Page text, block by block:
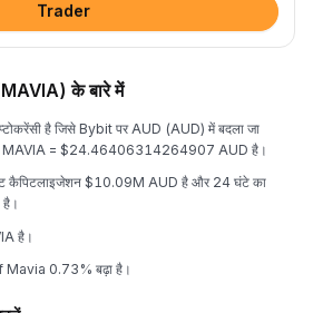
Trader
के बारे में
है जिसे Bybit पर AUD (AUD) में बदला जा
1 MAVIA = $24.46406314264907 AUD है।
कैपिटलाइजेशन $10.09M AUD है और 24 घंटे का
है।
0.73% बढ़ा है।